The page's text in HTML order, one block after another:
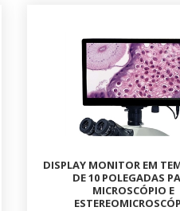
DISPLAY MONITOR EM
DE 10 POLEGADAS
MICROSCÓPIO E